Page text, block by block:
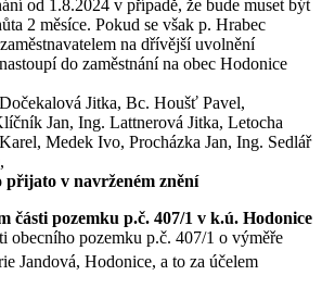
od 1.8.2024 v případě, že bude muset být
2 měsíce. Pokud se však p. Hrabec
na dřívější uvolnění
do zaměstnání na obec Hodonice
Jitka, Bc. Houšť Pavel,
Jan, Ing. Lattnerová Jitka, Letocha
Medek Ivo, Procházka Jan, Ing. Sedlář
přijato v navrženém znění
části pozemku p.č. 407/1 v k.ú. Hodonice
obecního pozemku p.č. 407/1 o výměře
Jandová, Hodonice, a to za účelem